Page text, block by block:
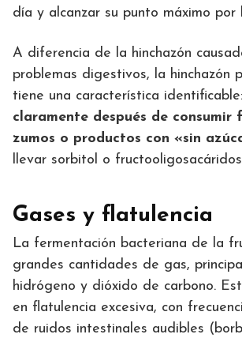
día y alcanzar su punto máximo por
A diferencia de la hinchazón
problemas digestivos, la hinchazón
tiene una característica identificable:
claramente después de consumir
zumos o productos con «sin
llevar sorbitol o
Gases y flatulencia
La fermentación bacteriana de la
grandes cantidades de gas,
hidrógeno y dióxido de carbono.
en flatulencia excesiva, con
de ruidos intestinales audibles